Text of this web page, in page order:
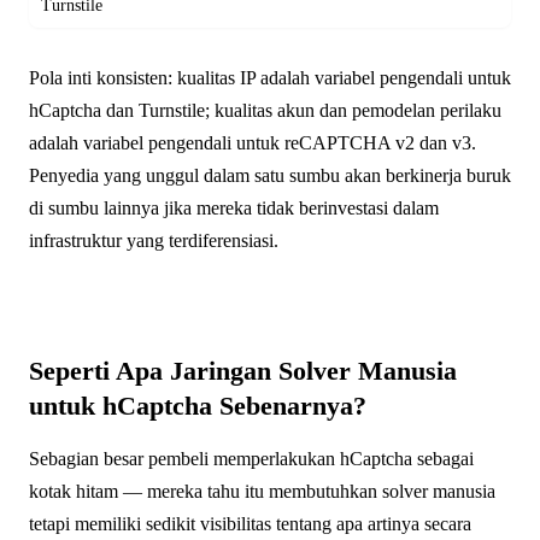
Turnstile
Pola inti konsisten: kualitas IP adalah variabel pengendali untuk
hCaptcha dan Turnstile; kualitas akun dan pemodelan perilaku
adalah variabel pengendali untuk reCAPTCHA v2 dan v3.
Penyedia yang unggul dalam satu sumbu akan berkinerja buruk
di sumbu lainnya jika mereka tidak berinvestasi dalam
infrastruktur yang terdiferensiasi.
Seperti Apa Jaringan Solver Manusia
untuk hCaptcha Sebenarnya?
Sebagian besar pembeli memperlakukan hCaptcha sebagai
kotak hitam — mereka tahu itu membutuhkan solver manusia
tetapi memiliki sedikit visibilitas tentang apa artinya secara